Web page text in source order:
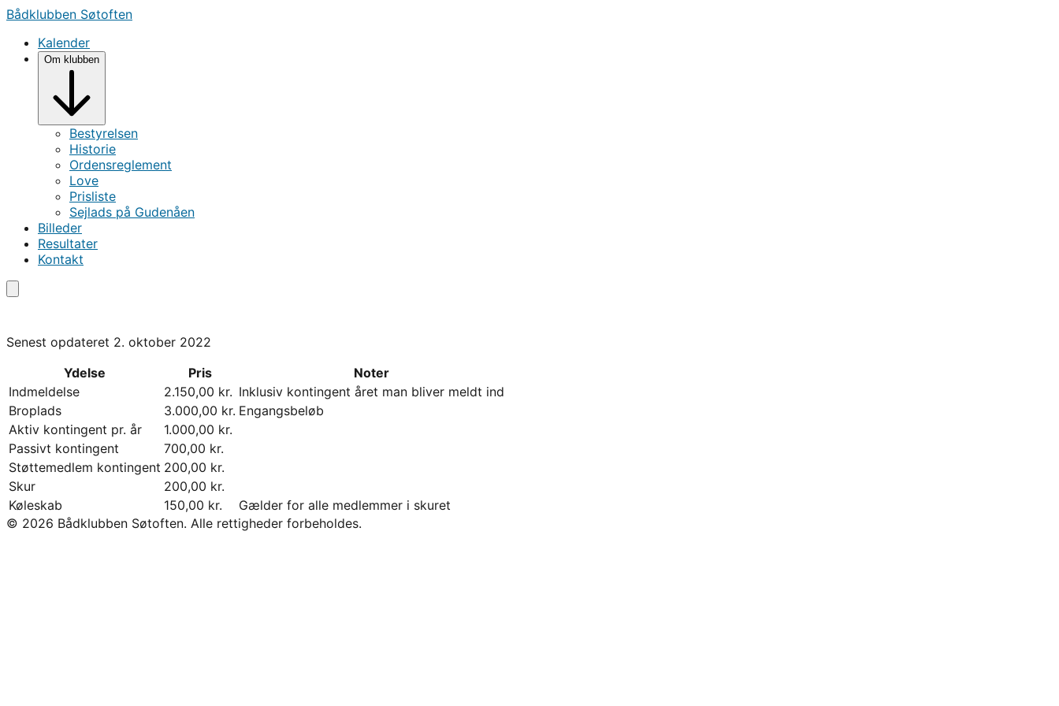
Bådklubben Søtoften
Kalender
Om klubben
Bestyrelsen
Historie
Ordensreglement
Love
Prisliste
Sejlads på Gudenåen
Billeder
Resultater
Kontakt
Senest opdateret 2. oktober 2022
Ydelse
Pris
Noter
Indmeldelse
2.150,00 kr. Inklusiv kontingent året man bliver meldt ind
Broplads
3.000,00 kr. Engangsbeløb
Aktiv kontingent pr. år
1.000,00 kr.
Passivt kontingent
700,00 kr.
Støttemedlem kontingent 200,00 kr.
Skur
200,00 kr.
Køleskab
150,00 kr.
Gælder for alle medlemmer i skuret
© 2026 Bådklubben Søtoften. Alle rettigheder forbeholdes.